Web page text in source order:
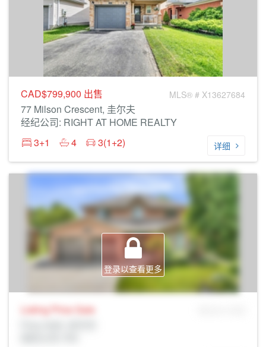
CAD$799,900 出售 MLS® # X13627684
77 Milson Crescent, 圭尔夫
经纪公司: RIGHT AT HOME REALTY
3+1
4 3(1+2) 详细
登录以查看更多
Listing Price Sale